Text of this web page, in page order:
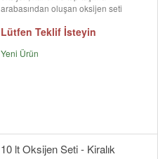
arabasından oluşan oksijen seti
Lütfen Teklif İsteyin
Yeni Ürün
10 lt Oksijen Seti - Kiralık